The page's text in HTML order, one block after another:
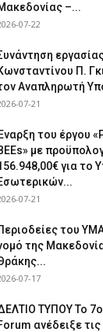
–...
07-22
Π.
Αναπληρωτή
07-21
του έργου
με
για το
07-21
του
της
07-17
ΤΥΠΟΥ Το
ανέδειξε τις